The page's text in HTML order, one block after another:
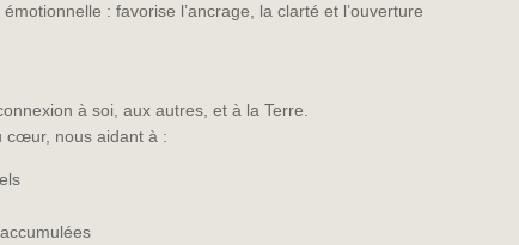
: favorise l’ancrage, la clarté et l’ouverture
à soi, aux autres, et à la Terre.
cœur, nous aidant à :